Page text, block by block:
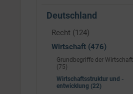
Deutschland
Recht (124)
Wirtschaft (476)
Grundbegriffe der Wirtschaft
(75)
Wirtschaftsstruktur und -
entwicklung (22)